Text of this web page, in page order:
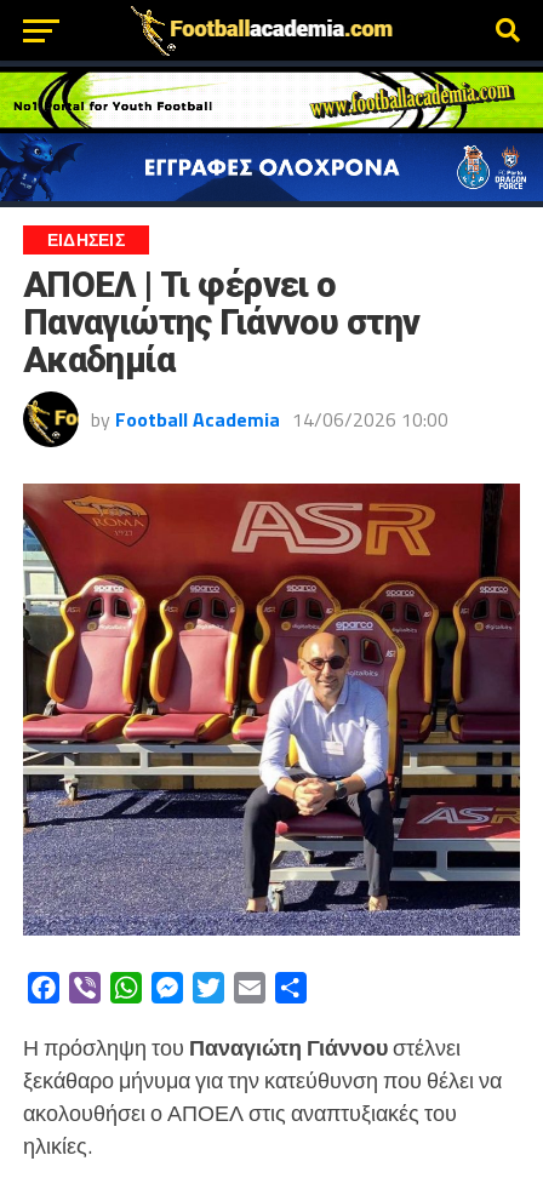
ΕΙΔΗΣΕΙΣ
ΑΠΟΕΛ | Τι φέρνει ο
Παναγιώτης Γιάννου στην
Ακαδημία
by Football Academia 14/06/2026 10:00
Facebook
Viber WhatsAppMessengerTwitterEmail
Η πρόσληψη του Παναγιώτη Γιάννουστέλνει
ξεκάθαρο μήνυμα για την κατεύθυνση που θέλει να
ακολουθήσει ο ΑΠΟΕΛ στις αναπτυξιακές του
ηλικίες.